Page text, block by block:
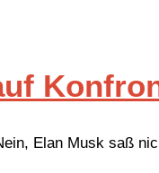
Elan Musk saß